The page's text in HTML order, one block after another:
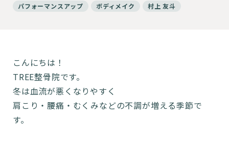
パフォーマンスアップ
ボディメイク 村上 友斗
こんにちは！
TREE整骨院です。
冬は血流が悪くなりやすく
肩こり・腰痛・むくみなどの不調が増える季節で
す。